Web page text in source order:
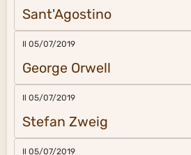
Sant'Agostino
Il 05/07/2019
George Orwell
Il 05/07/2019
Stefan Zweig
Il 05/07/2019